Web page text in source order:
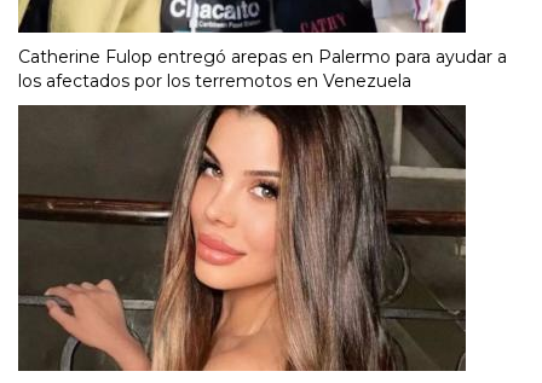
Catherine Fulop entregó arepas en Palermo para ayudar a
los afectados por los terremotos en Venezuela